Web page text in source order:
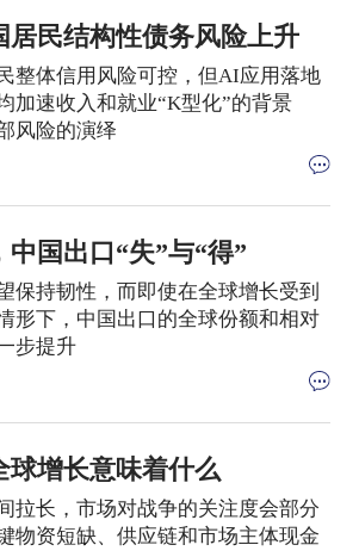
居民结构性债务风险上升
整体信用风险可控，但AI应用落地
加速收入和就业“K型化”的背景
风险的演绎
中国出口“失”与“得”
保持韧性，而即使在全球增长受到
形下，中国出口的全球份额和相对
步提升
球增长意味着什么
拉长，市场对战争的关注度会部分
物资短缺、供应链和市场主体现金